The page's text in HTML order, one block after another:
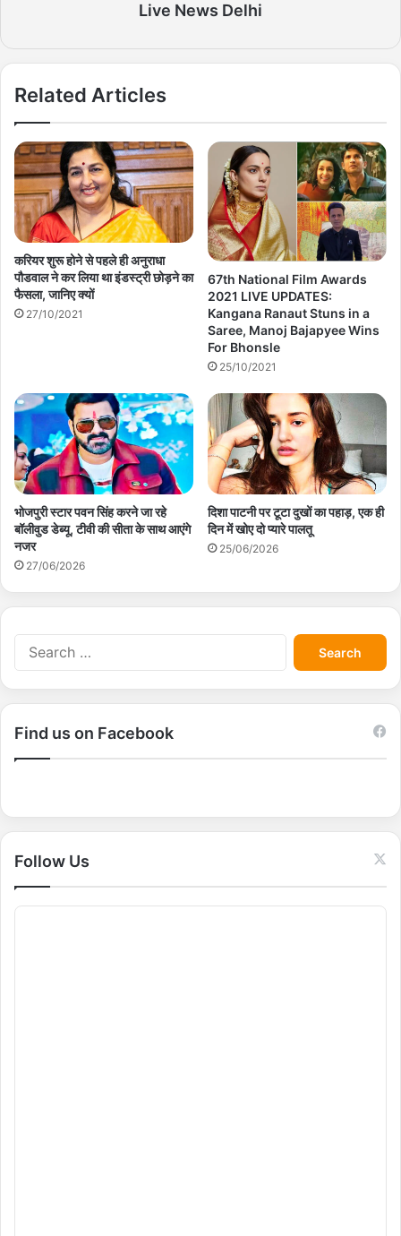
Live News Delhi
Related Articles
करियर शुरू होने से पहले ही अनुराधा
पौडवाल ने कर लिया था इंडस्ट्री छोड़ने का
फैसला, जानिए क्यों
27/10/2021
67th National Film Awards
2021 LIVE UPDATES:
Kangana Ranaut Stuns in a
Saree, Manoj Bajapyee Wins
For Bhonsle
25/10/2021
भोजपुरी स्टार पवन सिंह करने जा रहे
बॉलीवुड डेब्यू, टीवी की सीता के साथ आएंगे
नजर
27/06/2026
दिशा पाटनी पर टूटा दुखों का पहाड़, एक ही
दिन में खोए दो प्यारे पालतू
25/06/2026
S
e
a
r
r
Find us on Facebook
Follow Us